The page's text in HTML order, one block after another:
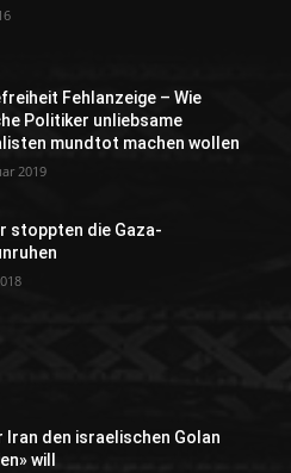
Fehlanzeige – Wie
Politiker unliebsame
mundtot machen wollen
2019
stoppten die Gaza-
Iran den israelischen Golan
will